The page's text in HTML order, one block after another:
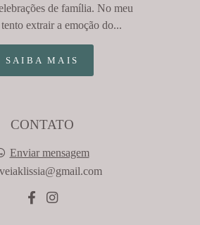
de família. No meu
extrair a emoção do...
SAIBA MAIS
CONTATO
Enviar mensagem